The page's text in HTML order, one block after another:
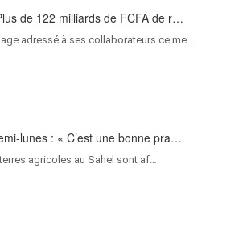
de 122 milliards de FCFA de r…
adressé à ses collaborateurs ce me…
lunes : « C’est une bonne pra…
agricoles au Sahel sont af…